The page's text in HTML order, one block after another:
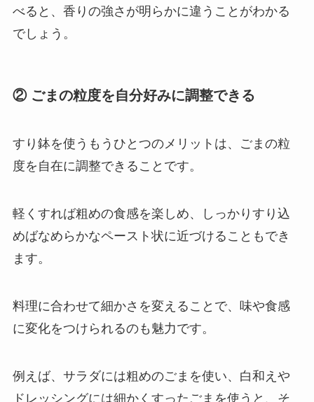
べると、香りの強さが明らかに違うことがわかる
でしょう。
② ごまの粒度を自分好みに調整できる
すり鉢を使うもうひとつのメリットは、ごまの粒
度を自在に調整できることです。
軽くすれば粗めの食感を楽しめ、しっかりすり込
めばなめらかなペースト状に近づけることもでき
ます。
料理に合わせて細かさを変えることで、味や食感
に変化をつけられるのも魅力です。
例えば、サラダには粗めのごまを使い、白和えや
ドレッシングには細かくすったごまを使うと、そ